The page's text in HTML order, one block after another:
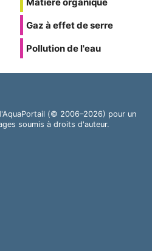
Gaz à effet de serre
Pollution de l'eau
(© 2006–2026) pour un
soumis à droits d'auteur.